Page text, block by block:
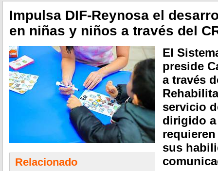
Impulsa DIF-Reynosa el
en niñas y niños a través del
Relacionado
El
preside
a través
servicio
dirigido
sus